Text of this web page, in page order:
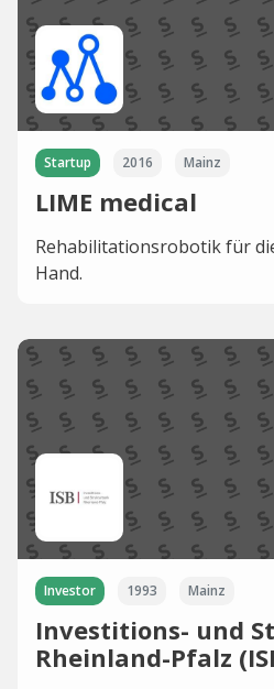
Startup 2016 Mainz
LIME medical
Rehabilitationsrobotik für
Hand.
Investor 1993 Mainz
Investitions- und
Rheinland-Pfalz